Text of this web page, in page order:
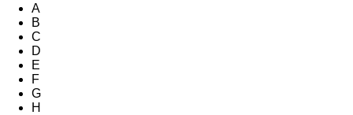
A
B
C
D
E
F
G
H